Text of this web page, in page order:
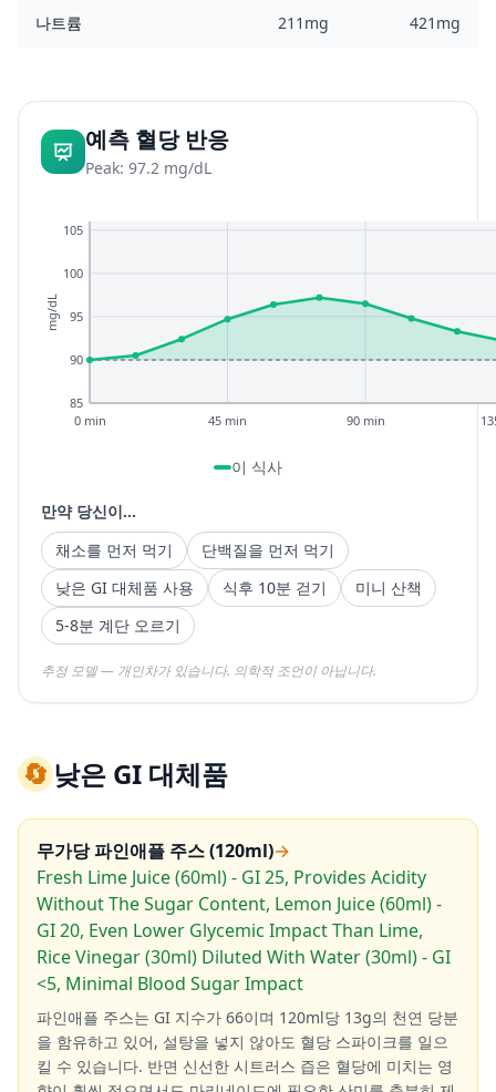
나트륨 211mg 421mg
예측 혈당 반응
Peak: 97.2 mg/dL
85
90
95
100
105
0 min 45 min 90 min
mg/dL
이 식사
만약 당신이...
채소를 먼저 먹기
단백질을 먼저 먹기
낮은 GI 대체품 사용
식후 10분 걷기
미니 산책
5-8분 계단 오르기
추정 모델 — 개인차가 있습니다. 의학적 조언이 아닙니다.
🔄낮은 GI 대체품
무가당 파인애플 주스 (120ml)→
Fresh Lime Juice (60ml) - GI 25, Provides Acidity
Without The Sugar Content, Lemon Juice (60ml) -
GI 20, Even Lower Glycemic Impact Than Lime,
Rice Vinegar (30ml) Diluted With Water (30ml) - GI
<5, Minimal Blood Sugar Impact
파인애플 주스는 GI 지수가 66이며 120ml당 13g의 천연 당분
을 함유하고 있어, 설탕을 넣지 않아도 혈당 스파이크를 일으
킬 수 있습니다. 반면 신선한 시트러스 즙은 혈당에 미치는 영